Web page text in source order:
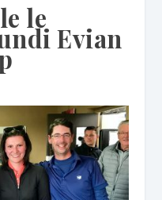
le
Evian